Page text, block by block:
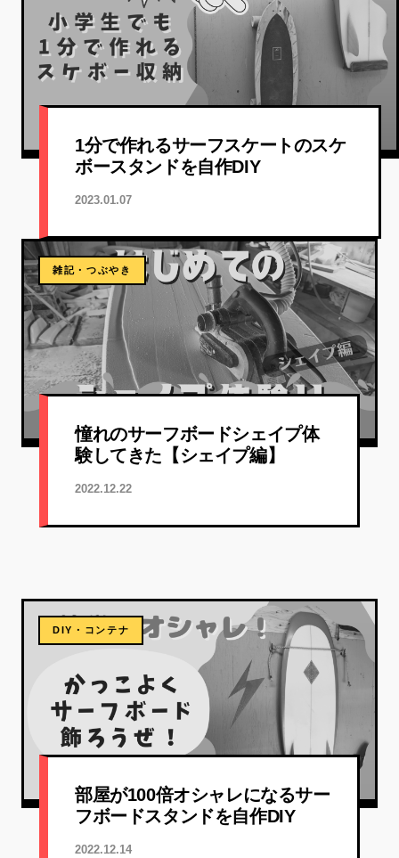
1分で作れるサーフスケートのスケ
ボースタンドを自作DIY
2023.01.07
雑記・つぶやき
憧れのサーフボードシェイプ体
験してきた【シェイプ編】
2022.12.22
DIY・コンテナ
部屋が100倍オシャレになるサー
フボードスタンドを自作DIY
2022.12.14